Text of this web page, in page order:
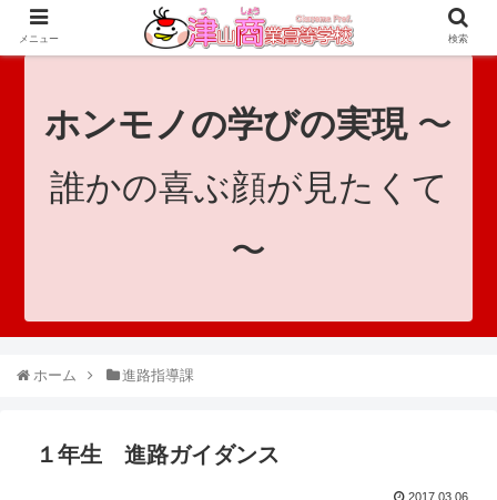
since 1921｜地域と共に未来へつなげ！｜Tsuyama Commercial High School
ホンモノの学びの実現〜
誰かの喜ぶ顔が見たくて
〜
ホーム 進路指導課
１年生 進路ガイダンス
2017.03.06
メニュー 検索